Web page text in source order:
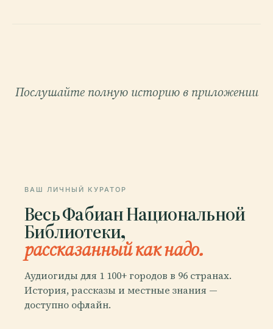
Послушайте полную историю в приложении
ВАШ ЛИЧНЫЙ КУРАТОР
Весь Фабиан Национальной
Библиотеки,
рассказанный как надо.
Аудиогиды для 1 100+ городов в 96 странах.
История, рассказы и местные знания —
доступно офлайн.